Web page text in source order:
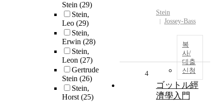
Stein (29)
Stein,
Leo (29)
Stein,
Erwin (28)
Stein,
Leon (27)
Gertrude
Stein (26)
Stein,
Horst(25)
Stein
Jossey-Bass
복
사/
대출
신청
4
ゴットル經
濟學入門